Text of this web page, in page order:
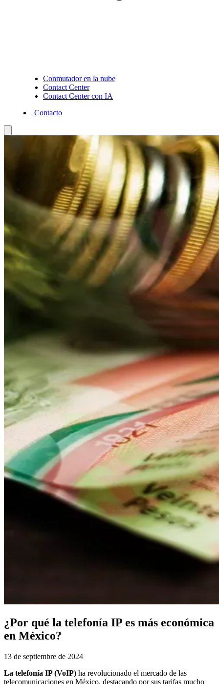
Conmutador en la nube
Contact Center
Contact Center con IA
Contacto
¿Por qué la telefonía IP es más económica
en México?
13 de septiembre de 2024
La telefonía IP (VoIP) ha revolucionado el mercado de las
telecomunicaciones en México, destacando por sus tarifas mucho